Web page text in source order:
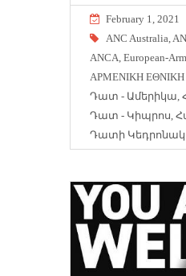
February 1, 2021
ANC Australia
ANCA European-
ΑΡΜΕΝΙΚΗ
Դատ - Ամերիկա
Դատ - Կիպրոս
Դատի